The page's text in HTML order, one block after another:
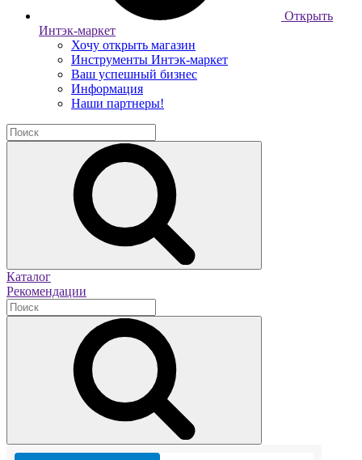
Открыть
Интэк-маркет
Хочу открыть магазин
Инструменты Интэк-маркет
Ваш успешный бизнес
Информация
Наши партнеры!
Каталог
Рекомендации